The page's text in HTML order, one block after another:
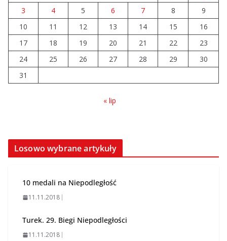
Brylant dla Turku? 255. miejsce
trudno uznać za sukces
07.08.2026
3
4 5 6 7 8
9
10
11 12 13 14 15
16
17
18 19 20 21 22
23
24
25 26 27 28 29
30
31
« lip
Losowo wybrane artykuły
10 medali na Niepodległość
11.11.2018
Turek. 29. Biegi Niepodległości
11.11.2018